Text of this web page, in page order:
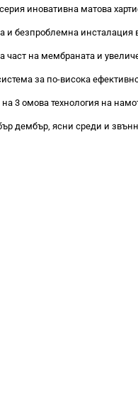
иновативна матова
безпроблемна инсталация
част на мембраната и
за по-висока
3 омова технология на
дембър, ясни среди и